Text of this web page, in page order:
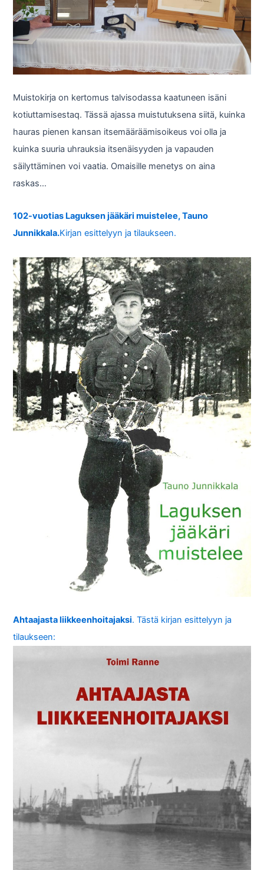
Muistokirja on kertomus talvisodassa kaatuneen isäni
kotiuttamisestaq. Tässä ajassa muistutuksena siitä, kuinka
hauras pienen kansan itsemääräämisoikeus voi olla ja
kuinka suuria uhrauksia itsenäisyyden ja vapauden
säilyttäminen voi vaatia. Omaisille menetys on aina
raskas…
102-vuotias Laguksen jääkäri muistelee, Tauno
Junnikkala.Kirjan esittelyyn ja tilaukseen.
Ahtaajasta liikkeenhoitajaksi. Tästä kirjan esittelyyn ja
tilaukseen: